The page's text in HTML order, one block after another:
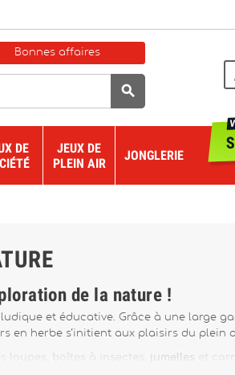
Bonnes affaires

DE
JEUX DE
PLEIN AIR
JONGLERIE
de la nature !
et éducative. Grâce à une large
en herbe s’initient aux plaisirs du plein
jumelles et